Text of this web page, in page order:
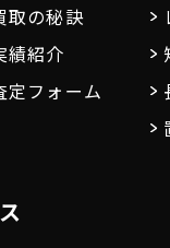
取の秘訣
績紹介
定フォーム